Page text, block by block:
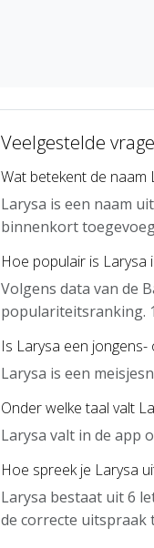
Veelgestelde
Wat betekent de naam
Larysa is een naam
binnenkort
Hoe populair is Larysa
Volgens data van de
populariteitsranking.
Is Larysa een jongens-
Larysa is een
Onder welke taal valt
Larysa valt in de app
Hoe spreek je Larysa
Larysa bestaat uit 6
de correcte uitspraak